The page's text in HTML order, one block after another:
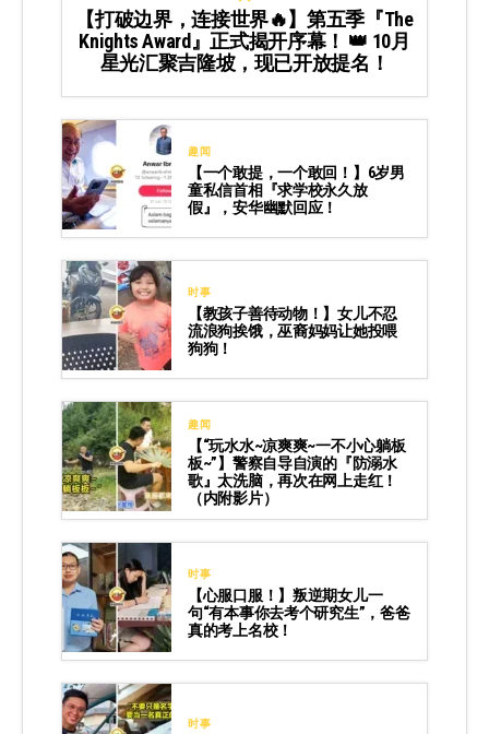
【打破边界，连接世界🔥】第五季『The
Knights Award』正式揭开序幕！ 👑 10月
星光汇聚吉隆坡，现已开放提名！
趣闻
【一个敢提，一个敢回！】6岁男
童私信首相『求学校永久放
假』，安华幽默回应！
时事
【教孩子善待动物！】女儿不忍
流浪狗挨饿，巫裔妈妈让她投喂
狗狗！
趣闻
【“玩水水~凉爽爽~一不小心躺板
板~”】警察自导自演的『防溺水
歌』太洗脑，再次在网上走红！
（内附影片）
时事
【心服口服！】叛逆期女儿一
句“有本事你去考个研究生”，爸爸
真的考上名校！
时事